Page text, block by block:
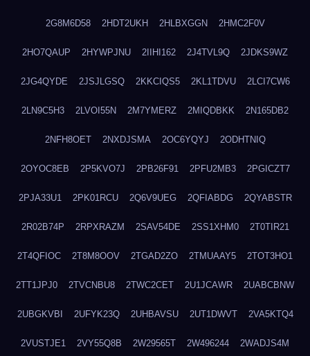
2G8M6D58 2HDT2UKH 2HLBXGGN 2HMC2F0V
2HO7QAUP 2HYWPJNU 2IIHI162 2J4TVL9Q 2JDKS9WZ
2JG4QYDE 2JSJLGSQ 2KKCIQS5 2KL1TDVU 2LCI7CW6
2LN9C5H3 2LVOI55N 2M7YMERZ 2MIQDBKK 2N165DB2
2NFH8OET 2NXDJSMA 2OC6YQYJ 2ODHTNIQ
2OYOC8EB 2P5KVO7J 2PB26F91 2PFU2MB3 2PGICZT7
2PJA33U1 2PK01RCU 2Q6V9UEG 2QFIABDG 2QYABSTR
2R02B74P 2RPXRAZM 2SAV54DE 2SS1XHM0 2T0TIR21
2T4QFIOC 2T8M8OOV 2TGAD2ZO 2TMUAAY5 2TOT3HO1
2TT1JPJ0 2TVCNBU8 2TWC2CET 2U1JCAWR 2UABCBNW
2UBGKVBI 2UFYK23Q 2UHBAVSU 2UT1DWVT 2VA5KTQ4
2VUSTJE1 2VY55Q8B 2W29565T 2W496244 2WADJS4M